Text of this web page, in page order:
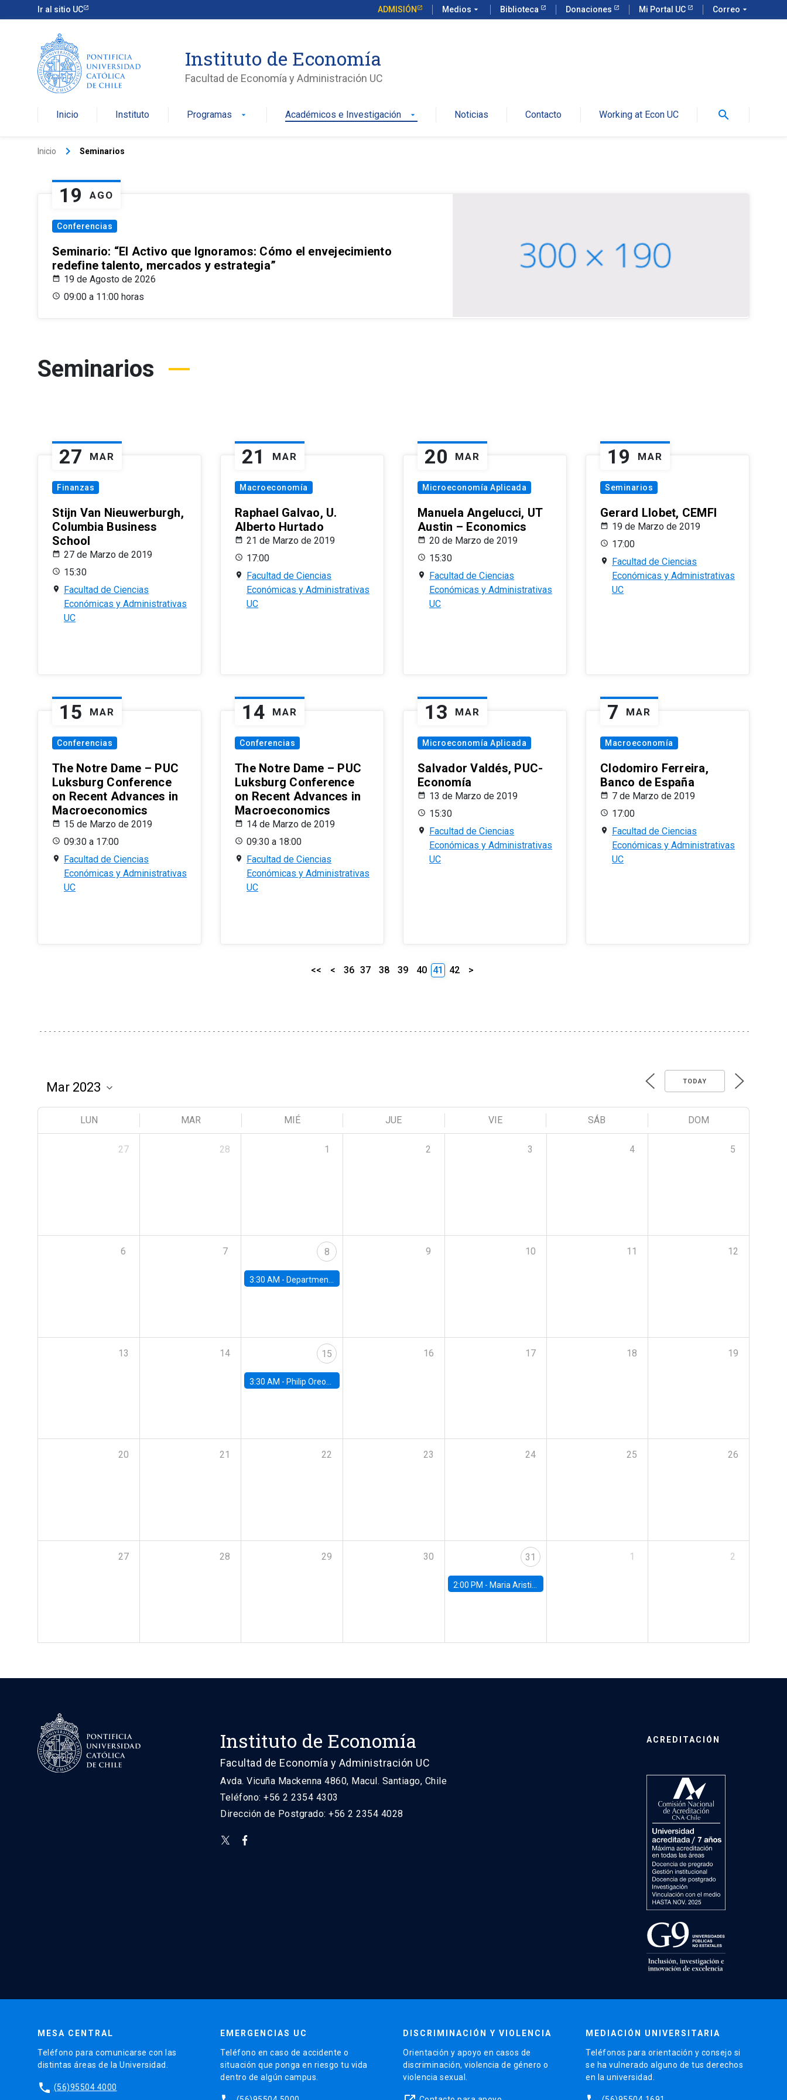
Ir al sitio UC ADMISIÓN Medios arrow_drop_down Biblioteca Donaciones Mi Portal UC Correo arrow_drop_down
Instituto de Economía
Facultad de Economía y Administración UC
Inicio Instituto Programas arrow_drop_down Académicos e Investigación arrow_drop_down Noticias Contacto Working at Econ UC search
Inicio keyboard_arrow_right Seminarios
19 AGO
Conferencias
Seminario: “El Activo que Ignoramos: Cómo el envejecimiento
redefine talento, mercados y estrategia”
19 de Agosto de 2026
09:00 a 11:00 horas
Seminarios
27 MAR
Finanzas
Stijn Van Nieuwerburgh,
Columbia Business
School
27 de Marzo de 2019
15:30
Facultad de Ciencias
Económicas y Administrativas
UC
21 MAR
Macroeconomía
Raphael Galvao, U.
Alberto Hurtado
21 de Marzo de 2019
17:00
Facultad de Ciencias
Económicas y Administrativas
UC
20 MAR
Microeconomía Aplicada
Manuela Angelucci, UT
Austin – Economics
20 de Marzo de 2019
15:30
Facultad de Ciencias
Económicas y Administrativas
UC
19 MAR
Seminarios
Gerard Llobet, CEMFI
19 de Marzo de 2019
17:00
Facultad de Ciencias
Económicas y Administrativas
UC
15 MAR
Conferencias
The Notre Dame – PUC
Luksburg Conference
on Recent Advances in
Macroeconomics
15 de Marzo de 2019
09:30 a 17:00
Facultad de Ciencias
Económicas y Administrativas
UC
14 MAR
Conferencias
The Notre Dame – PUC
Luksburg Conference
on Recent Advances in
Macroeconomics
14 de Marzo de 2019
09:30 a 18:00
Facultad de Ciencias
Económicas y Administrativas
UC
13 MAR
Microeconomía Aplicada
Salvador Valdés, PUC-
Economía
13 de Marzo de 2019
15:30
Facultad de Ciencias
Económicas y Administrativas
UC
7 MAR
Macroeconomía
Clodomiro Ferreira,
Banco de España
7 de Marzo de 2019
17:00
Facultad de Ciencias
Económicas y Administrativas
UC
<< < 36 37 38 39 40 41 42 >
TODAY
LUN MAR MIÉ JUE VIE SÁB DOM
27 28 1 2 3 4 5
6 7 8
3:30 AM - Department Seminar: James Robinson
9 10 11 12
13 14 15
3:30 AM - Philip Oreopolous, University of Toronto
16 17 18 19
20 21 22 23 24 25 26
27 28 29 30 31
2:00 PM - Maria Aristizabal-Ramirez, FED Board
1 2
Instituto de Economía
Facultad de Economía y Administración UC
Avda. Vicuña Mackenna 4860, Macul. Santiago, Chile
Teléfono: +56 2 2354 4303
Dirección de Postgrado: +56 2 2354 4028
ACREDITACIÓN
MESA CENTRAL
Teléfono para comunicarse con las
distintas áreas de la Universidad.
phone (56)95504 4000
EMERGENCIAS UC
Teléfono en caso de accidente o
situación que ponga en riesgo tu vida
dentro de algún campus.
DISCRIMINACIÓN Y VIOLENCIA
Orientación y apoyo en casos de
discriminación, violencia de género o
violencia sexual.
MEDIACIÓN UNIVERSITARIA
Teléfonos para orientación y consejo si
se ha vulnerado alguno de tus derechos
en la universidad.